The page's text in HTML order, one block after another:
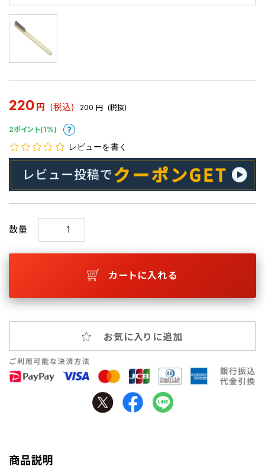
220 円 (税込) 200 円 (税抜)
2ポイント(1%)
レビューを書く
数量
カートに入れる
お気に入りに追加
商品説明